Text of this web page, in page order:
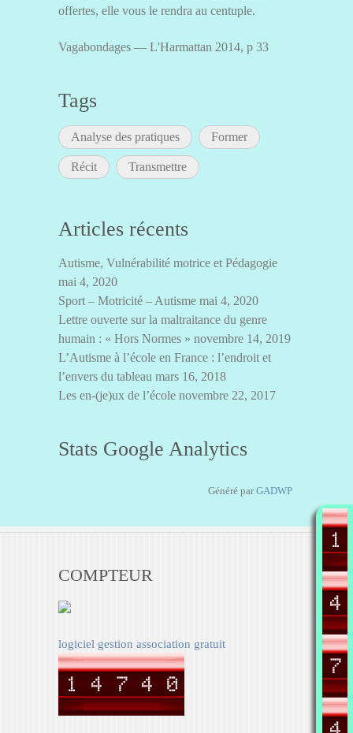
offertes, elle vous le rendra au centuple.
Vagabondages — L'Harmattan 2014, p 33
Tags
Analyse des pratiques Former
Récit Transmettre
Articles récents
Autisme, Vulnérabilité motrice et Pédagogie
mai 4, 2020
Sport – Motricité – Autisme mai 4, 2020
Lettre ouverte sur la maltraitance du genre
humain : « Hors Normes » novembre 14, 2019
L’Autisme à l’école en France : l’endroit et
l’envers du tableau mars 16, 2018
Les en-(je)ux de l’école novembre 22, 2017
Stats Google Analytics
Généré parGADWP
COMPTEUR
logiciel gestion association gratuit